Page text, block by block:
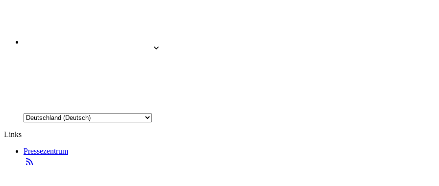
Links
Pressezentrum